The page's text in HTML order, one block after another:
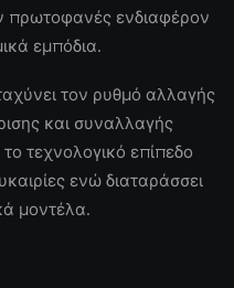
πρωτοφανές ενδιαφέρον
εμπόδια.
τον ρυθμό αλλαγής
και συναλλαγής
τεχνολογικό επίπεδο
ενώ διαταράσσει
μοντέλα.